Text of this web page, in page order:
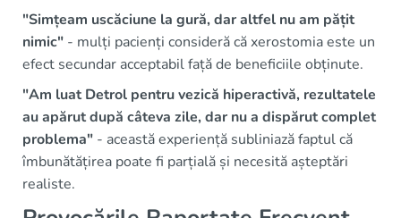
"Simțeam uscăciune la gură, dar altfel nu am pățit
nimic" - mulți pacienți consideră că xerostomia este un
efect secundar acceptabil față de beneficiile obținute.
"Am luat Detrol pentru vezică hiperactivă, rezultatele
au apărut după câteva zile, dar nu a dispărut complet
problema" - această experiență subliniază faptul că
îmbunătățirea poate fi parțială și necesită așteptări
realiste.